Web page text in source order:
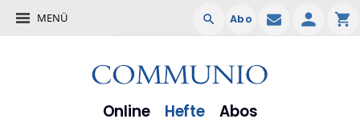
MENÜ Abo
Online Hefte Abos